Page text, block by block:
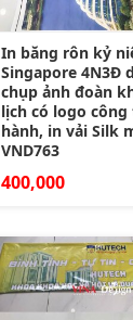
In băng rôn kỷ
Singapore 4N3Đ
chụp ảnh đoàn
lịch có logo
hành, in vải Silk
VND763
400,000